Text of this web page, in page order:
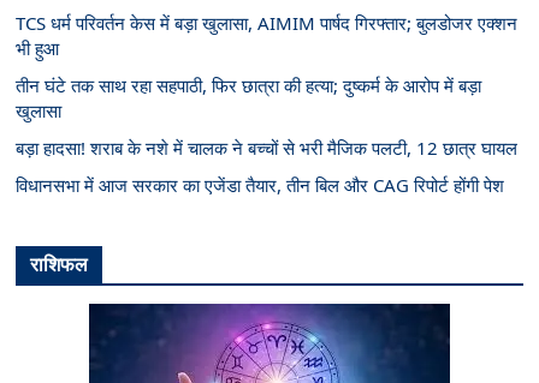
TCS धर्म परिवर्तन केस में बड़ा खुलासा, AIMIM पार्षद गिरफ्तार; बुलडोजर एक्शन
भी हुआ
तीन घंटे तक साथ रहा सहपाठी, फिर छात्रा की हत्या; दुष्कर्म के आरोप में बड़ा
खुलासा
बड़ा हादसा! शराब के नशे में चालक ने बच्चों से भरी मैजिक पलटी, 12 छात्र घायल
विधानसभा में आज सरकार का एजेंडा तैयार, तीन बिल और CAG रिपोर्ट होंगी पेश
राशिफल